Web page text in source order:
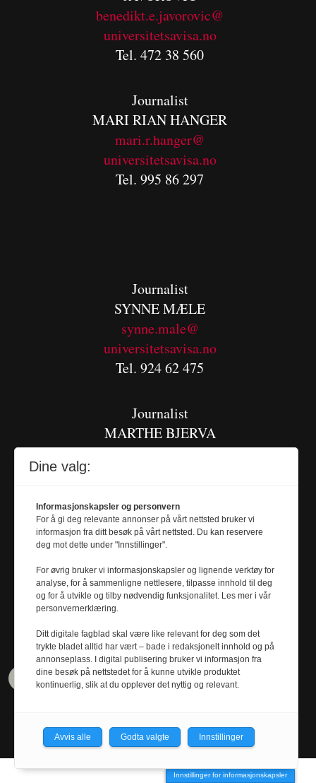
benedikt.e.javorovic@
universitetsavisa.no
Tel. 472 38 560
Journalist
MARI RIAN HANGER
mari.r.hanger@
universitetsavisa.no
Tel. 995 86 297
Journalist
SYNNE MÆLE
synne.male@
universitetsavisa.no
Tel. 924 62 475
Journalist
MARTHE BJERVA
marthe.bjerva@
Journalist
kristoffer.r.fredriksen@
universitetsavisa.no
Tel. 480 55 655
Innstillinger for informasjonskapsler
Dine valg:
Informasjonskapsler og personvern
For å gi deg relevante annonser på vårt nettsted bruker vi
informasjon fra ditt besøk på vårt nettsted. Du kan reservere
deg mot dette under "Innstillinger".
For øvrig bruker vi informasjonskapsler og lignende verktøy for
analyse, for å sammenligne nettlesere, tilpasse innhold til deg
og for å utvikle og tilby nødvendig funksjonalitet. Les mer i vår
personvernerklæring.
Ditt digitale fagblad skal være like relevant for deg som det
trykte bladet alltid har vært – bade i redaksjonelt innhold og på
annonseplass. I digital publisering bruker vi informasjon fra
dine besøk på nettstedet for å kunne utvikle produktet
kontinuerlig, slik at du opplever det nyttig og relevant.
Avvis alle Godta valgte Innstillinger